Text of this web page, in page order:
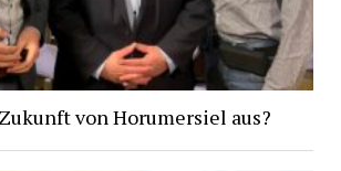
von Horumersiel aus?